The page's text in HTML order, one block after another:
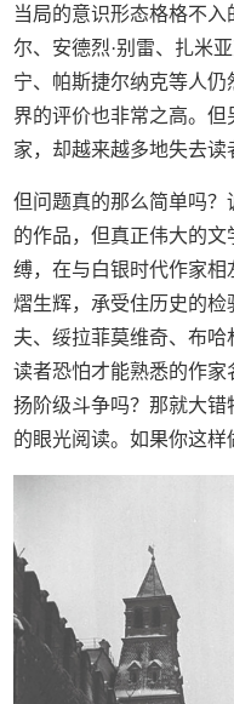
当局的意识形态格格不
尔、安德烈·别雷、扎米
宁、帕斯捷尔纳克等人
界的评价也非常之高。
家，却越来越多地失去读
但问题真的那么简单吗
的作品，但真正伟大的
缚，在与白银时代作家
熠生辉，承受住历史的
夫、绥拉菲莫维奇、布
读者恐怕才能熟悉的作
扬阶级斗争吗？那就大
的眼光阅读。如果你这样